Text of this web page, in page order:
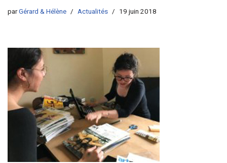
parGérard & Hélène Actualités 19 juin 2018